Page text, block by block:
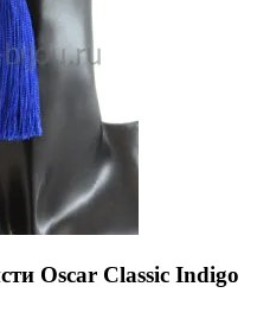
Oscar Classic Indigo